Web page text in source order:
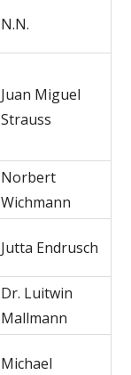
N.N.
Juan Miguel
Strauss
Norbert
Wichmann
Jutta Endrusch
Dr. Luitwin
Mallmann
Michael